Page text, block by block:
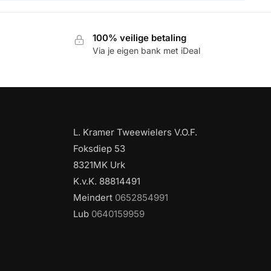
100% veilige betaling
Via je eigen bank met iDeal
L. Kramer Tweewielers V.O.F.
Foksdiep 53
8321MK Urk
K.v.K. 88814491
Meindert 0652854991
Lub 0640159959